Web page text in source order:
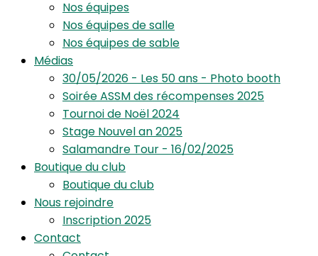
Nos équipes
Nos équipes de salle
Nos équipes de sable
Médias
30/05/2026 - Les 50 ans - Photo booth
Soirée ASSM des récompenses 2025
Tournoi de Noël 2024
Stage Nouvel an 2025
Salamandre Tour - 16/02/2025
Boutique du club
Boutique du club
Nous rejoindre
Inscription 2025
Contact